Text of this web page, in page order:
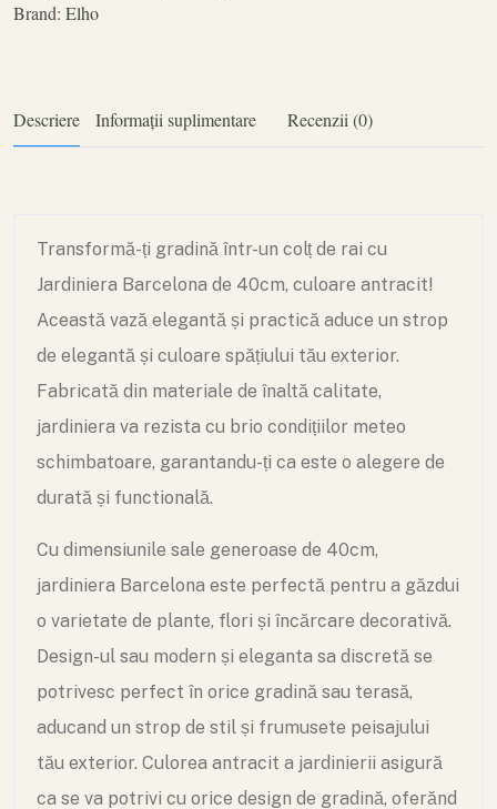
Brand: Elho
Descriere Informații suplimentare Recenzii (0)
Transformă-ți gradină într-un colț de rai cu
Jardiniera Barcelona de 40cm, culoare antracit!
Această vază elegantă și practică aduce un strop
de elegantă și culoare spățiului tău exterior.
Fabricată din materiale de înaltă calitate,
jardiniera va rezista cu brio condițiilor meteo
schimbatoare, garantandu-ți ca este o alegere de
durată și functională.
Cu dimensiunile sale generoase de 40cm,
jardiniera Barcelona este perfectă pentru a găzdui
o varietate de plante, flori și încărcare decorativă.
Design-ul sau modern și eleganta sa discretă se
potrivesc perfect în orice gradină sau terasă,
aducand un strop de stil și frumusete peisajului
tău exterior. Culorea antracit a jardinierii asigură
ca se va potrivi cu orice design de gradină, oferănd